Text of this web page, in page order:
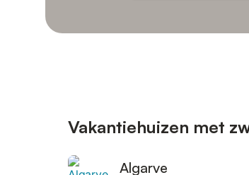
Vakantiehuizen met
Algarve